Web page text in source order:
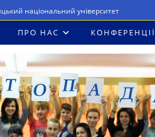
національний університет
ПРО НАС КОНФЕРЕНЦІЇ